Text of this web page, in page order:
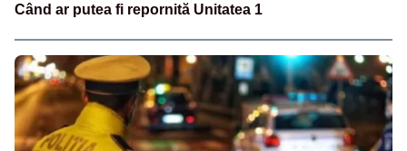
Când ar putea fi repornită Unitatea 1